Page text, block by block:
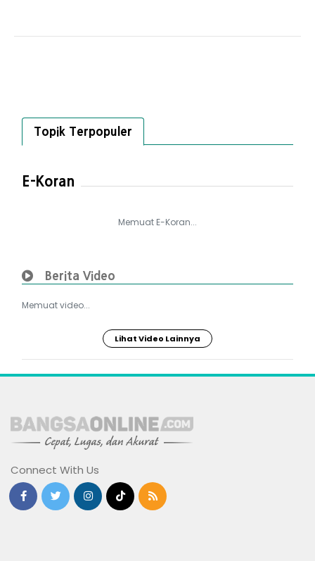
Topik Terpopuler
E-Koran
Memuat E-Koran...
Berita Video
Memuat video...
Lihat Video Lainnya
Connect With Us